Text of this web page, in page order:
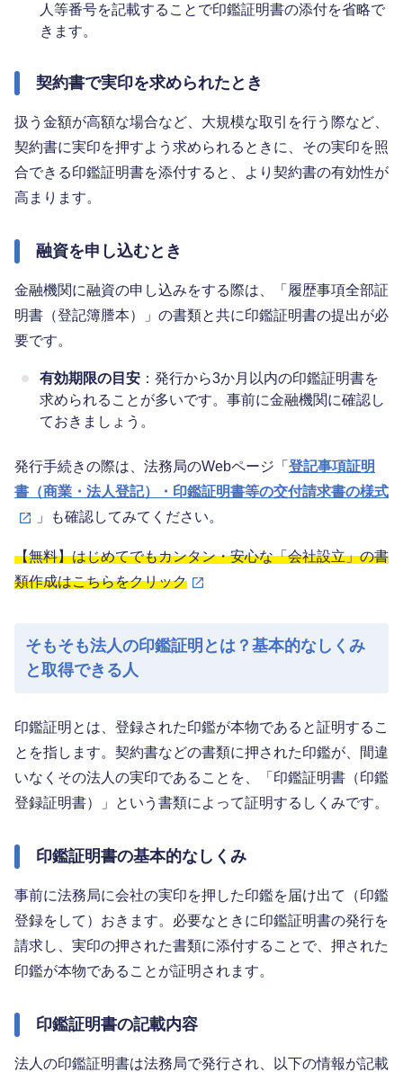
人等番号を記載することで印鑑証明書の添付を省略で
きます。
契約書で実印を求められたとき
扱う金額が高額な場合など、大規模な取引を行う際など、
契約書に実印を押すよう求められるときに、その実印を照
合できる印鑑証明書を添付すると、より契約書の有効性が
高まります。
融資を申し込むとき
金融機関に融資の申し込みをする際は、「履歴事項全部証
明書（登記簿謄本）」の書類と共に印鑑証明書の提出が必
要です。
有効期限の目安 ：発行から3か月以内の印鑑証明書を
求められることが多いです。事前に金融機関に確認し
ておきましょう。
発行手続きの際は、法務局のWebページ「 登記事項証明
書（商業・法人登記）・印鑑証明書等の交付請求書の様式
」も確認してみてください。
【無料】はじめてでもカンタン・安心な「会社設立」の書
類作成はこちらをクリック
そもそも法人の印鑑証明とは？基本的なしくみ
と取得できる人
印鑑証明とは、登録された印鑑が本物であると証明するこ
とを指します。契約書などの書類に押された印鑑が、間違
いなくその法人の実印であることを、「印鑑証明書（印鑑
登録証明書）」という書類によって証明するしくみです。
印鑑証明書の基本的なしくみ
事前に法務局に会社の実印を押した印鑑を届け出て（印鑑
登録をして）おきます。必要なときに印鑑証明書の発行を
請求し、実印の押された書類に添付することで、押された
印鑑が本物であることが証明されます。
印鑑証明書の記載内容
法人の印鑑証明書は法務局で発行され、以下の情報が記載